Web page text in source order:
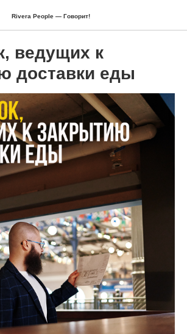
Rivera People — Говорит!
ведущих к
доставки еды